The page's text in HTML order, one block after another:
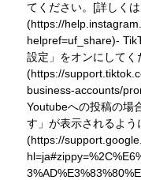
てください。 [詳しく
(https://
helpref=uf_share)-
設定」をオンにしてく
(https://
business-accounts/
Youtubeへの投稿の場
す」が表示されるよう
(https://